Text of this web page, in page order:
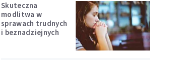
Skuteczna
modlitwa w
sprawach trudnych
i beznadziejnych